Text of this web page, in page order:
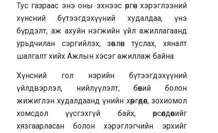
Тус газраас энэ оны эхнээс өргөн хэрэглээний
хүнсний бүтээгдэхүүний худалдаа, үнэ
бүрдэлт, аж ахуйн нэгжийн үйл ажиллагаанд
урьдчилан сэргийлэх, зөвлөн туслах, хяналт
шалгалт хийх Ажлын хэсэг ажиллаж байна.
Хүнсний гол нэрийн бүтээгдэхүүний
үйлдвэрлэл, нийлүүлэлт, бөөний болон
жижиглэн худалдаанд үнийн хөөргөдөл, зохиомол
хомсдол үүсгэхгүй байх, өрсөлдөөнийг
хязгаарласан болон хэрэглэгчийн эрхийг